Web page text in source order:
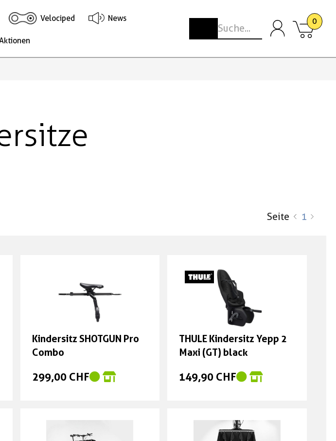
Velociped News 0
Seite 1
Kindersitz SHOTGUN Pro
Combo
299,00 CHF
THULE Kindersitz Yepp 2
Maxi (GT) black
149,90 CHF